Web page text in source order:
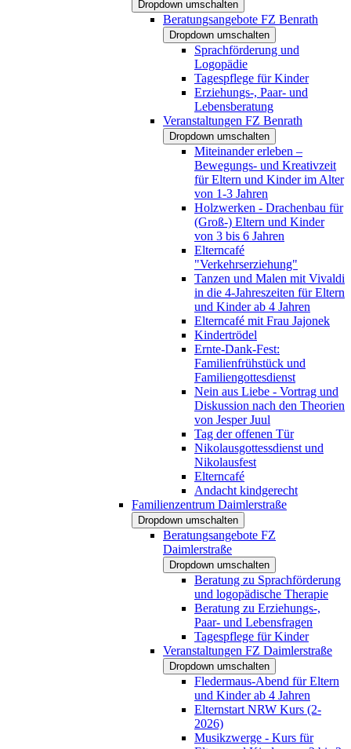
Dropdown umschalten
Beratungsangebote FZ Benrath
Dropdown umschalten
Sprachförderung und
Logopädie
Tagespflege für Kinder
Erziehungs-, Paar- und
Lebensberatung
Veranstaltungen FZ Benrath
Dropdown umschalten
Miteinander erleben –
Bewegungs- und Kreativzeit
für Eltern und Kinder im Alter
von 1-3 Jahren
Holzwerken - Drachenbau für
(Groß-) Eltern und Kinder
von 3 bis 6 Jahren
Elterncafé
"Verkehrserziehung"
Tanzen und Malen mit Vivaldi
in die 4-Jahreszeiten für Eltern
und Kinder ab 4 Jahren
Elterncafé mit Frau Jajonek
Kindertrödel
Ernte-Dank-Fest:
Familienfrühstück und
Familiengottesdienst
Nein aus Liebe - Vortrag und
Diskussion nach den Theorien
von Jesper Juul
Tag der offenen Tür
Nikolausgottessdienst und
Nikolausfest
Elterncafé
Andacht kindgerecht
Familienzentrum Daimlerstraße
Dropdown umschalten
Beratungsangebote FZ
Daimlerstraße
Dropdown umschalten
Beratung zu Sprachförderung
und logopädische Therapie
Beratung zu Erziehungs-,
Paar- und Lebensfragen
Tagespflege für Kinder
Veranstaltungen FZ Daimlerstraße
Dropdown umschalten
Fledermaus-Abend für Eltern
und Kinder ab 4 Jahren
Elternstart NRW Kurs (2-
2026)
Musikzwerge - Kurs für